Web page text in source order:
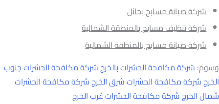
شركة صيانة مسابح بحائل
شركة تنظيف مسابح بالمنطقة الشمالية
شركة صيانة مسابح بالمنطقة الشمالية
وسوم: شركة مكافحة الحشرات بالخرجشركة مكافحة الحشرات جنوب
الخرجشركة مكافحة الحشرات شرق الخرجشركة مكافحة الحشرات
شمال الخرجشركة مكافحة الحشرات غرب الخرج